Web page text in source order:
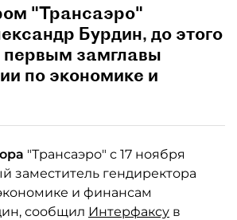
"Трансаэро"
Бурдин, до этого
замглавы
по экономике и
"Трансаэро" с 17 ноября
заместитель гендиректора
и финансам
сообщил Интерфаксу в